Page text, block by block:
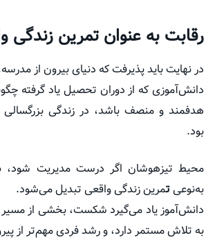
رقابت به عنوان تمرین زندگی
در نهایت باید پذیرفت که دنیای بیرون از
دانش‌آموزی که از دوران تحصیل یاد گرفته
هدفمند و منصف باشد، در زندگی بزرگسالی
بود.
محیط تیزهوشان اگر درست مدیریت شود،
به‌نوعیتمرین زندگی واقعی تبدیل می‌شود.
دانش‌آموز یاد می‌گیرد شکست، بخشی از
به تلاش مستمر دارد، و رشد فردی مهم‌تر از